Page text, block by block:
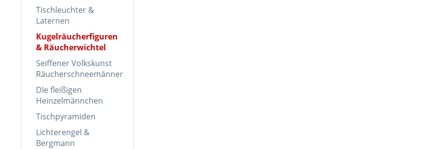
Tischleuchter &
Laternen
Kugelräucherfiguren
& Räucherwichtel
Seiffener Volkskunst
Räucherschneemänner
DIe fleißigen
Heinzelmännchen
Tischpyramiden
Lichterengel &
Bergmann